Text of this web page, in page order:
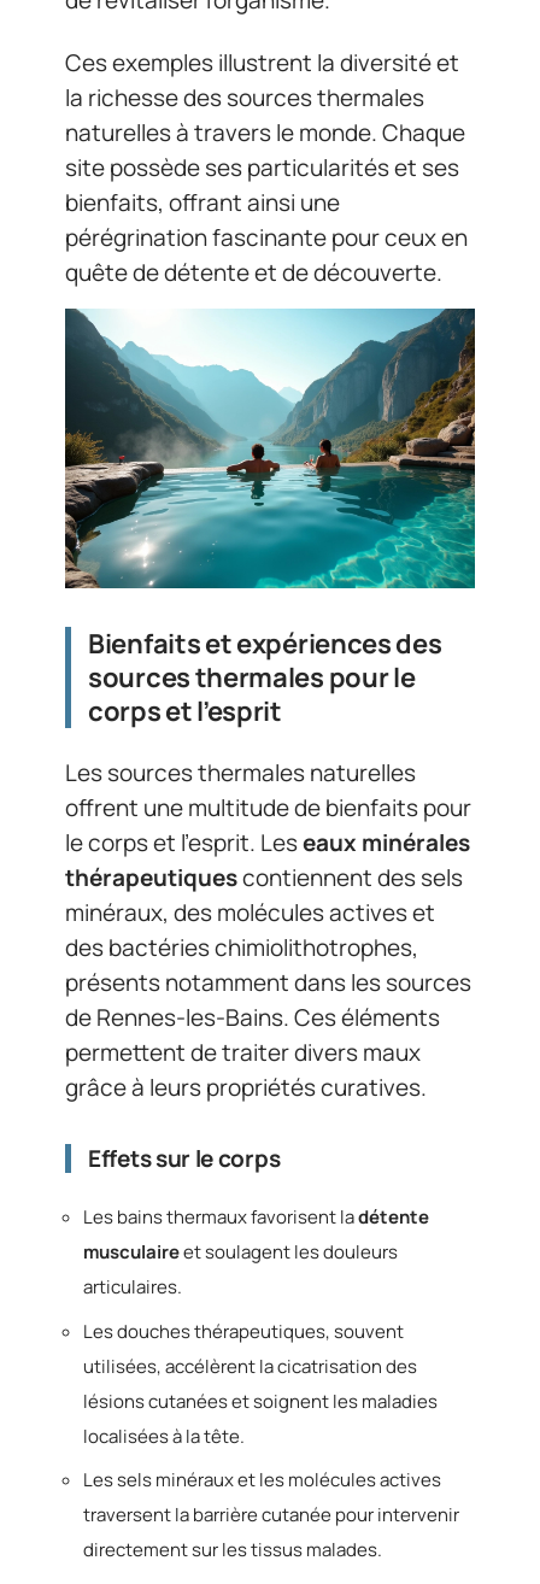
Ces exemples illustrent la diversité et
la richesse des sources thermales
naturelles à travers le monde. Chaque
site possède ses particularités et ses
bienfaits, offrant ainsi une
pérégrination fascinante pour ceux en
quête de détente et de découverte.
Bienfaits et expériences des
sources thermales pour le
corps et l’esprit
Les sources thermales naturelles
offrent une multitude de bienfaits pour
le corps et l’esprit. Leseaux minérales
thérapeutiquescontiennent des sels
minéraux, des molécules actives et
des bactéries chimiolithotrophes,
présents notamment dans les sources
de Rennes-les-Bains. Ces éléments
permettent de traiter divers maux
grâce à leurs propriétés curatives.
Effets sur le corps
Les bains thermaux favorisent ladétente
musculaireet soulagent les douleurs
articulaires.
Les douches thérapeutiques, souvent
utilisées, accélèrent la cicatrisation des
lésions cutanées et soignent les maladies
localisées à la tête.
Les sels minéraux et les molécules actives
traversent la barrière cutanée pour intervenir
directement sur les tissus malades.